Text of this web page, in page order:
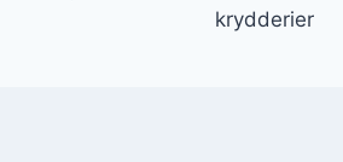
krydderier